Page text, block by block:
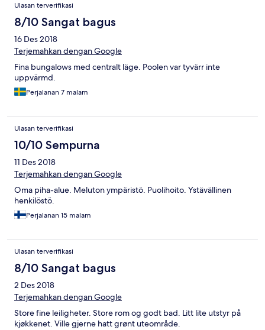
Ulasan terverifikasi
8/10 Sangat bagus
16 Des 2018
Terjemahkan dengan Google
Fina bungalows med centralt läge. Poolen var tyvärr inte
uppvärmd.
Perjalanan 7 malam
Ulasan terverifikasi
10/10 Sempurna
11 Des 2018
Terjemahkan dengan Google
Oma piha-alue. Meluton ympäristö. Puolihoito. Ystävällinen
henkilöstö.
Perjalanan 15 malam
Ulasan terverifikasi
8/10 Sangat bagus
2 Des 2018
Terjemahkan dengan Google
Store fine leiligheter. Store rom og godt bad. Litt lite utstyr på
kjøkkenet. Ville gjerne hatt grønt uteområde.